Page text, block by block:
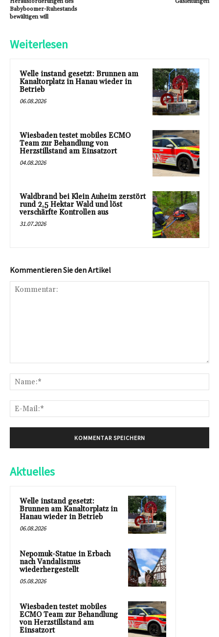
Babyboomer-Ruhestands
bewältigen will
Weiterlesen
Welle instand gesetzt: Brunnen am
Kanaltorplatz in Hanau wieder in
Betrieb
06.08.2026
Wiesbaden testet mobiles ECMO
Team zur Behandlung von
Herzstillstand am Einsatzort
04.08.2026
Waldbrand bei Klein Auheim zerstört
rund 2,5 Hektar Wald und löst
verschärfte Kontrollen aus
31.07.2026
Kommentieren Sie den Artikel
Aktuelles
Welle instand gesetzt:
Brunnen am Kanaltorplatz in
Hanau wieder in Betrieb
06.08.2026
Nepomuk-Statue in Erbach
nach Vandalismus
wiederhergestellt
05.08.2026
Wiesbaden testet mobiles
ECMO Team zur Behandlung
von Herzstillstand am
Einsatzort